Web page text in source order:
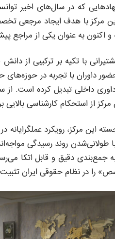
که در سال‌های اخیر
مرکز با هدف ایجاد مرجعی
و اکنون به عنوان یکی از مراجع
با تکیه بر ترکیبی از
داوران با تجربه در حوزه‌های
داخلی تبدیل کرده است.
از استحکام کارشناسی بالایی
این مرکز، رویکرد
روند رسیدگی
جمع‌بندی دقیق و قابل اتکا
را در نظام حقوقی ایران